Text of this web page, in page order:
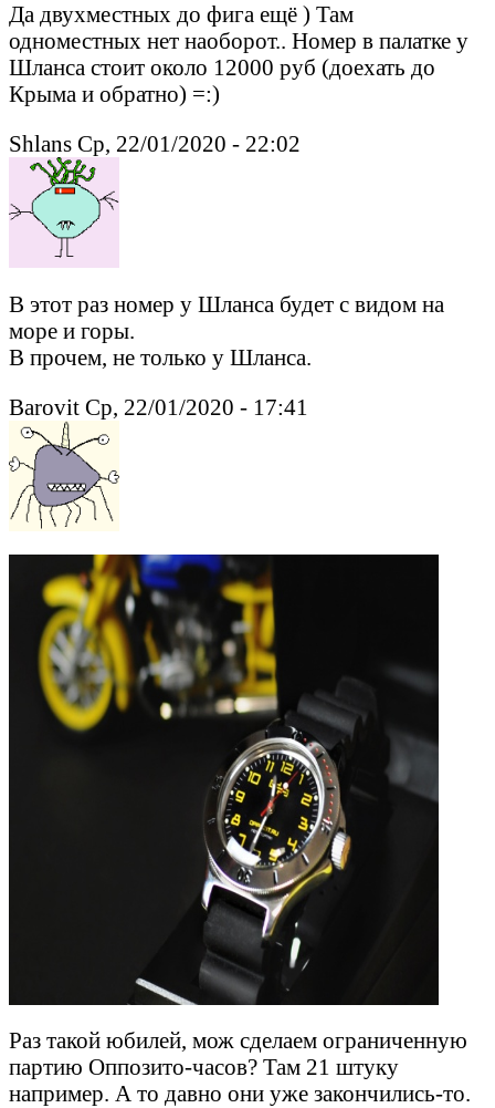
Да двухместных до фига ещё ) Там
одноместных нет наоборот.. Номер в палатке у
Шланса стоит около 12000 руб (доехать до
Крыма и обратно) =:)
Shlans Ср, 22/01/2020 - 22:02
В этот раз номер у Шланса будет с видом на
море и горы.
В прочем, не только у Шланса.
Barovit Ср, 22/01/2020 - 17:41
Раз такой юбилей, мож сделаем ограниченную
партию Оппозито-часов? Там 21 штуку
например. А то давно они уже закончились-то.